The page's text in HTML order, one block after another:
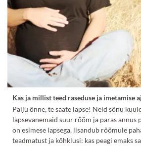
Kas ja millist teed raseduse ja imetamise
Palju õnne, te saate lapse! Neid sõnu
lapsevanemaid suur rõõm ja paras annus
on esimese lapsega, lisandub rõõmule
teadmatust ja kõhklusi: kas peagi emaks